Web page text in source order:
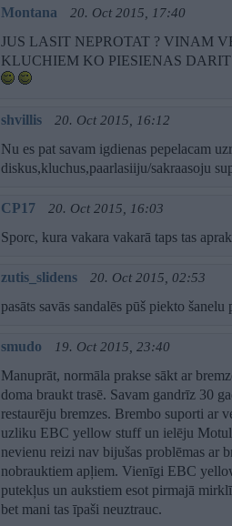
Montana 20. Oct 2015, 17:40
JUS LASIT NEPROTAT ? VINAM
KLUCHIEM KO PIESIENAS
shvillis 20. Oct 2015, 16:12
Nu es pat savam igdienas pepelacam
diskus,kluchus,paarlasiiju/sakraasoju
CP17 20. Oct 2015, 16:03
Sporc, kura vakara vakarā taps tas
zutis_slidens 20. Oct 2015, 02:53
pasāts savās sandalēs pūš piekto
smudo 19. Oct 2015, 23:40
Manuprāt, normāla prakse sākt ar
doma braukt trasē. Savam gandrīz 30
restaurēju bremzes. Brembo suporti ar
uzliku EBC yellow stuff un ielēju
nevienu reizi nav bijušas problēmas ar
nobrauktiem apļiem. Vienīgi EBC
putekļus un aukstiem esot pirmajā
bet mani tas īpaši neuztrauc.